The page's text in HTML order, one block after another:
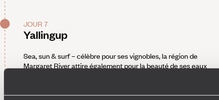
JOUR 7
Yallingup
Sea, sun & surf – célèbre pour ses vignobles, la région de
Margaret River attire également pour la beauté de ses eaux
de paradis – parfois désert, parfois un peu plus animé. Sable